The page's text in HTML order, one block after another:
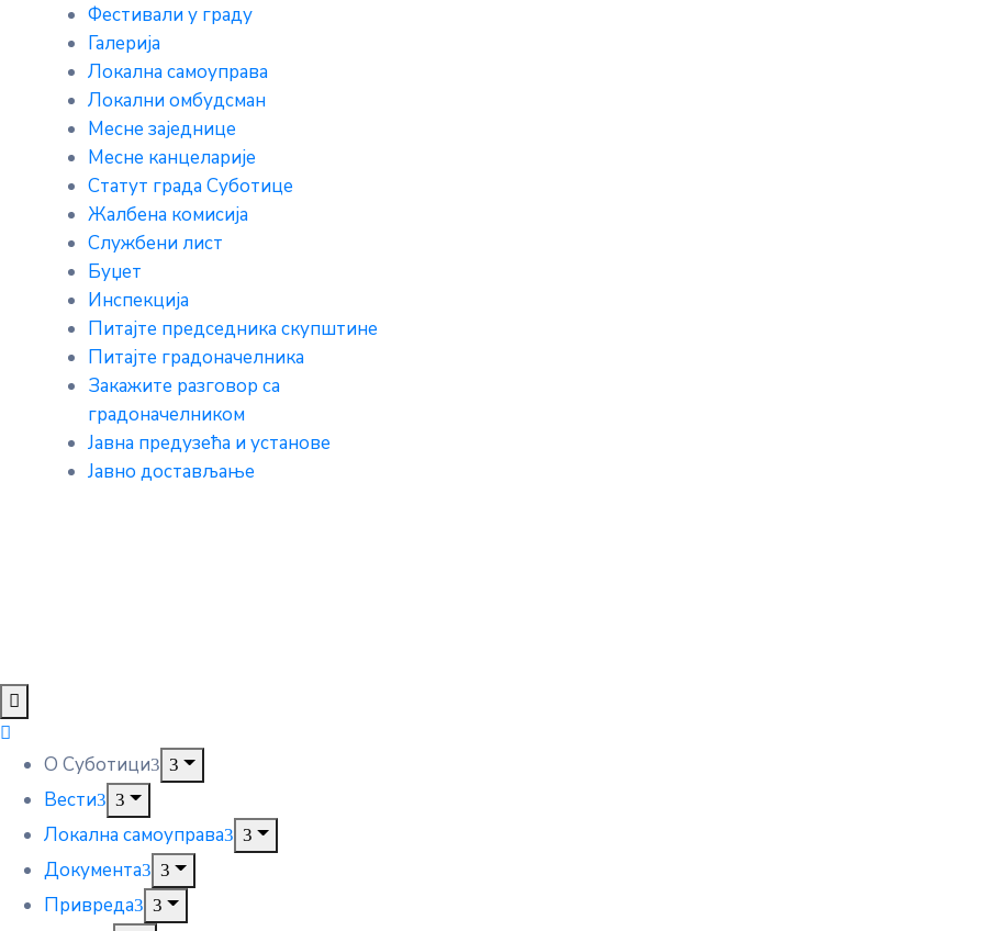
Фестивали у граду
Галерија
Локална самоуправа
Локални омбудсман
Месне заједнице
Месне канцеларије
Статут града Суботице
Жалбена комисија
Службени лист
Буџет
Инспекција
Питајте председника скупштине
Питајте градоначелника
Закажите разговор са
градоначелником
Јавна предузећа и установе
Јавно достављање
О Суботици
Вести
Локална самоуправа
Документа
Привреда